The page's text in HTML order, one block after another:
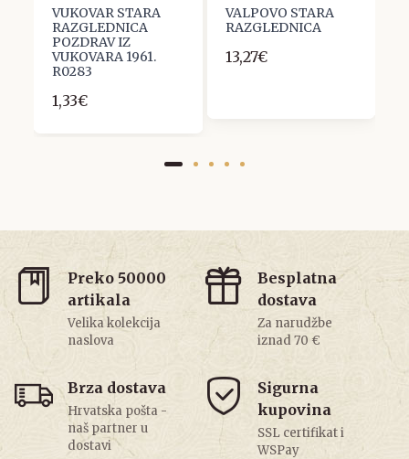
VUKOVAR STARA
RAZGLEDNICA
POZDRAV IZ
VUKOVARA 1961.
R0283
1,33€
VALPOVO STARA
RAZGLEDNICA
13,27€
Preko 50000
artikala
Velika kolekcija
naslova
Besplatna
dostava
Za narudžbe
iznad 70 €
Brza dostava
Hrvatska pošta -
naš partner u
dostavi
Sigurna
kupovina
SSL certifikat i
WSPay